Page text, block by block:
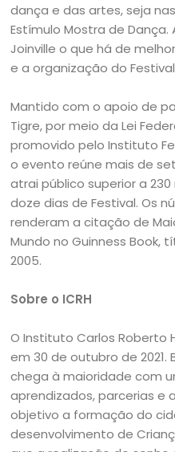
dança e das artes, seja
Estímulo Mostra de
Joinville o que há de
e a organização do
Mantido com o apoio de
Tigre, por meio da Lei
promovido pelo Instituto
o evento reúne mais de
atrai público superior a
doze dias de Festival. Os
renderam a citação de
Mundo no Guinness Book,
2005.
Sobre o ICRH
O Instituto Carlos Roberto
em 30 de outubro de 2021.
chega à maioridade com
aprendizados, parcerias e
objetivo a formação do
desenvolvimento de